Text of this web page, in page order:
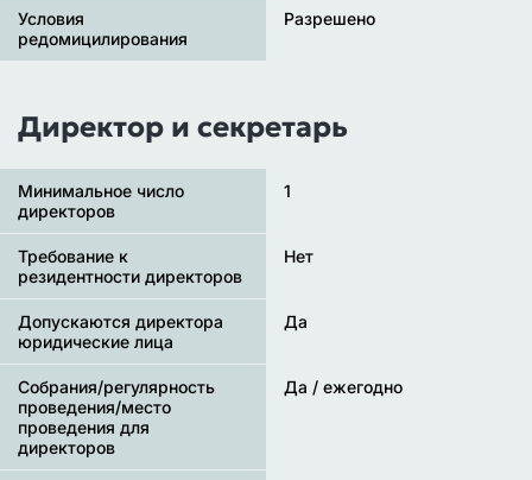
Условия
редомицилирования
Разрешено
Директор и секретарь
Минимальное число
директоров
1
Требование к
резидентности директоров
Нет
Допускаются директора
юридические лица
Да
Собрания/регулярность
проведения/место
проведения для
директоров
Да / ежегодно